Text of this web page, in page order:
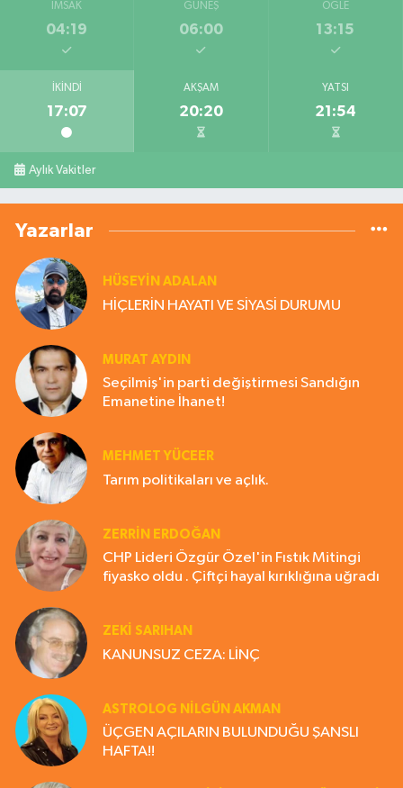
İMSAK
04:19
GÜNEŞ
06:00
ÖĞLE
13:15
İKINDI
17:07
AKŞAM
20:20
YATSI
21:54
Aylık Vakitler
Yazarlar
HÜSEYIN ADALAN
HİÇLERİN HAYATI VE SİYASİ DURUMU
MURAT AYDIN
Seçilmiş'in parti değiştirmesi Sandığın
Emanetine İhanet!
MEHMET YÜCEER
Tarım politikaları ve açlık.
ZERRIN ERDOĞAN
CHP Lideri Özgür Özel'in Fıstık Mitingi
fiyasko oldu . Çiftçi hayal kırıklığına uğradı
ZEKI SARIHAN
KANUNSUZ CEZA: LİNÇ
ASTROLOG NILGÜN AKMAN
ÜÇGEN AÇILARIN BULUNDUĞU ŞANSLI
HAFTA!!